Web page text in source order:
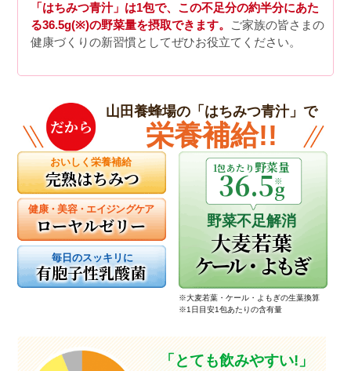
「はちみつ青汁」は1包で、この不足分の約半分にあた
る36.5g(※)の野菜量を摂取できます。
ご家族の皆さまの
健康づくりの新習慣としてぜひお役立てください。
だから
山田養蜂場の「はちみつ青汁」で
栄養補給!!
おいしく栄養補給
完熟はちみつ
健康・美容・エイジングケア
ローヤルゼリー
毎日のスッキリに
有胞子性乳酸菌
1包あたり野菜量
36.5g
※
野菜不足解消
大麦若葉
ケール・よもぎ
※大麦若葉・ケール・よもぎの生葉換算
※1日目安1包あたりの含有量
「とても飲みやすい!」